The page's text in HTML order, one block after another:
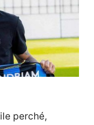
perché,